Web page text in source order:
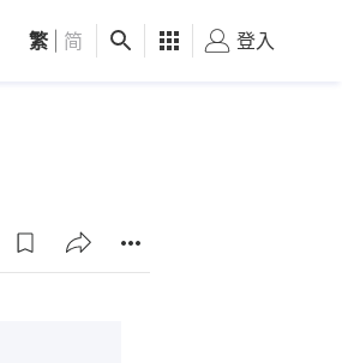
觀點 健康 好食玩飛
繁 简 登入